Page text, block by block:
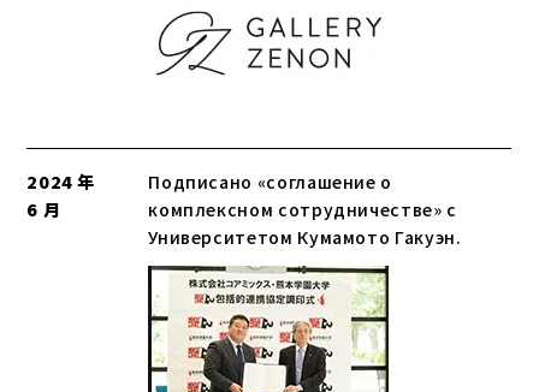
2024 年
6 月
Подписано «соглашение о
комплексном сотрудничестве» с
Университетом Кумамото Гакуэн.